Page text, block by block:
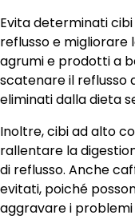
Evita determinati
reflusso e migliorare
agrumi e prodotti a
scatenare il reflusso
eliminati dalla dieta
Inoltre, cibi ad alto
rallentare la
di reflusso. Anche
evitati, poiché
aggravare i problemi